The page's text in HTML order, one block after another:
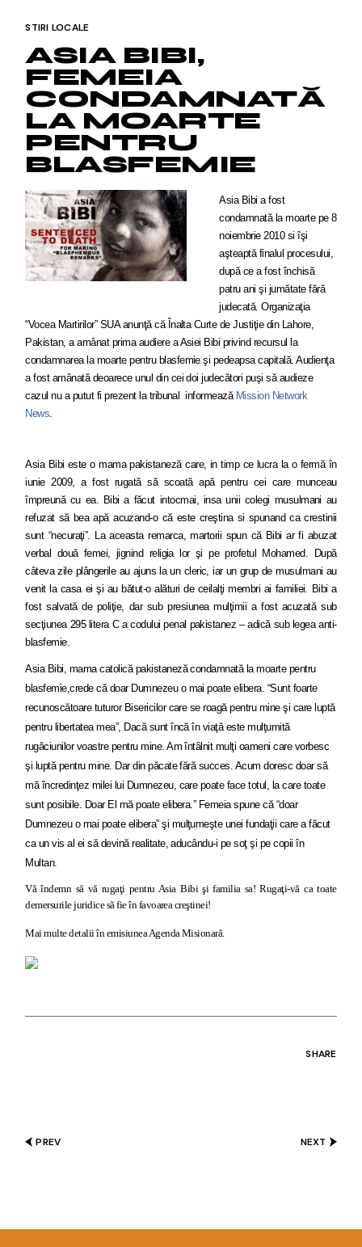
STIRI LOCALE
ASIA BIBI,
FEMEIA
CONDAMNATĂ
LA MOARTE
PENTRU
BLASFEMIE
Asia Bibia fost
condamnată la moarte pe 8
noiembrie 2010 siîşi
aşteaptă finalul procesului,
după ce a fost închisă
patru ani şi jumătate fără
judecată. Organizaţia
“Vocea Martirilor” SUA anunţă că Înalta Curte de Justiţie din Lahore,
Pakistan, a amânat prima audiere a Asiei Bibi privind recursul la
condamnarea la moarte pentru blasfemie şi pedeapsa capitală. Audienţa
a fost amânată deoarece unul din cei doi judecători puşi să audieze
cazul nu a putut fi prezent la tribunal informează Mission Network
News.
Asia Bibi este o mama pakistaneză care, in timp ce lucra la o fermă în
iunie 2009, a fost rugată să scoată apă pentru cei care munceau
împreună cu ea. Bibi a făcut intocmai, insa unii colegi musulmani au
refuzat să bea apă acuzand-o că este creştina si spunand ca crestinii
sunt “necuraţi”. La aceasta remarca, martorii spun că Bibi ar fi abuzat
verbal două femei, jignind religia lor şi pe profetul Mohamed. După
câteva zile plângerile au ajuns la un cleric, iar un grup de musulmani au
venit la casa ei şi au bătut-o alături de ceilalţi membri ai familiei. Bibi a
fost salvată de poliţie, dar sub presiunea mulţimii a fost acuzată sub
secţiunea 295 litera C a codului penal pakistanez – adică sub legea anti-
blasfemie.
Asia Bibi, mama catolică pakistaneză condamnată la moarte pentru
blasfemie,crede că doar Dumnezeu o mai poate elibera. “Sunt foarte
recunoscătoare tuturor Bisericilor care se roagă pentru mine şi care luptă
pentru libertatea mea”, Dacă sunt încă în viaţă este mulţumită
rugăciunilor voastre pentru mine. Am întâlnit mulţi oameni care vorbesc
şi luptă pentru mine. Dar din păcate fără succes. Acum doresc doar să
mă încredinţez milei lui Dumnezeu, care poate face totul, la care toate
sunt posibile. Doar El mă poate elibera.” Femeia spune că “doar
Dumnezeu o mai poate elibera” şi mulţumeşte unei fundaţii care a făcut
ca un vis al ei să devină realitate, aducându-i pe soţ şi pe copii în
Multan.
Vă îndemn să vă rugaţi pentru Asia Bibi şi familia sa! Rugaţi-vă ca toate
demersurile juridice să fie în favoarea creştinei!
Mai multe detalii în emisiunea Agenda Misionară.
SHARE
PREV NEXT